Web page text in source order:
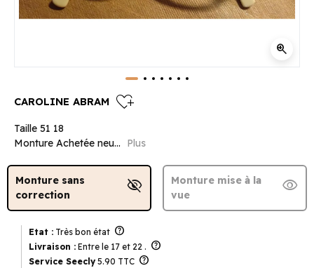
zoom_in
CAROLINE ABRAM heart_plus
Taille 51 18
Monture Achetée neu...
Plus
Monture sans
correction
visibility_off
Monture mise à la
vue
visibility
Etat : Très bon état help
Livraison : Entre le 17 et 22 . help
Service Seecly 5.90 TTC help